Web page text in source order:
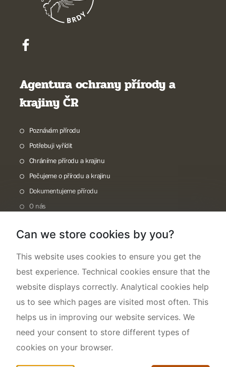
Agentura ochrany přírody a
krajiny ČR
Poznávám přírodu
Potřebuji vyřídit
Chráníme přírodu a krajinu
Pečujeme o přírodu a krajinu
Dokumentujeme přírodu
O nás
Can we store cookies by you?
This website uses cookies to ensure you get the
best experience. Technical cookies ensure that the
website displays correctly. Analytical cookies help
us to see which pages are visited most often. This
helps us in improving our website services. We
need your consent to store different types of
cookies on your browser.